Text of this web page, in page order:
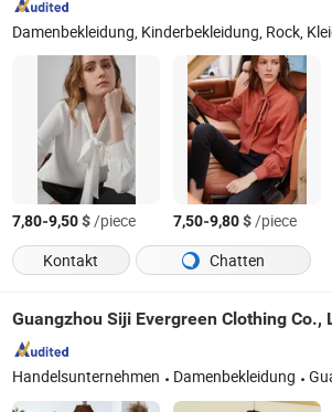
7,80-9,50$/piece 7,50-9,80$/piece
Kontakt
Chatten
Guangzhou Siji Evergreen Clothing Co.,
Handelsunternehmen Damenbekleidung